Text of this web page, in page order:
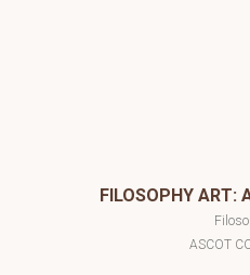
FILOSOPHY ART:
ASCOT